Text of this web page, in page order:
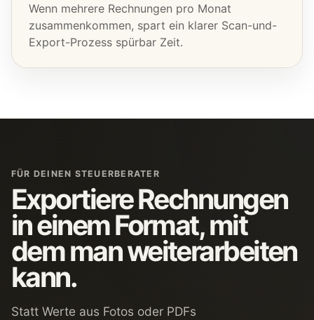
Wenn mehrere Rechnungen pro Monat
zusammenkommen, spart ein klarer Scan-und-
Export-Prozess spürbar Zeit.
FÜR DEINEN STEUERBERATER
Exportiere Rechnungen
in einem Format, mit
dem man weiterarbeiten
kann.
Statt Werte aus Fotos oder PDFs